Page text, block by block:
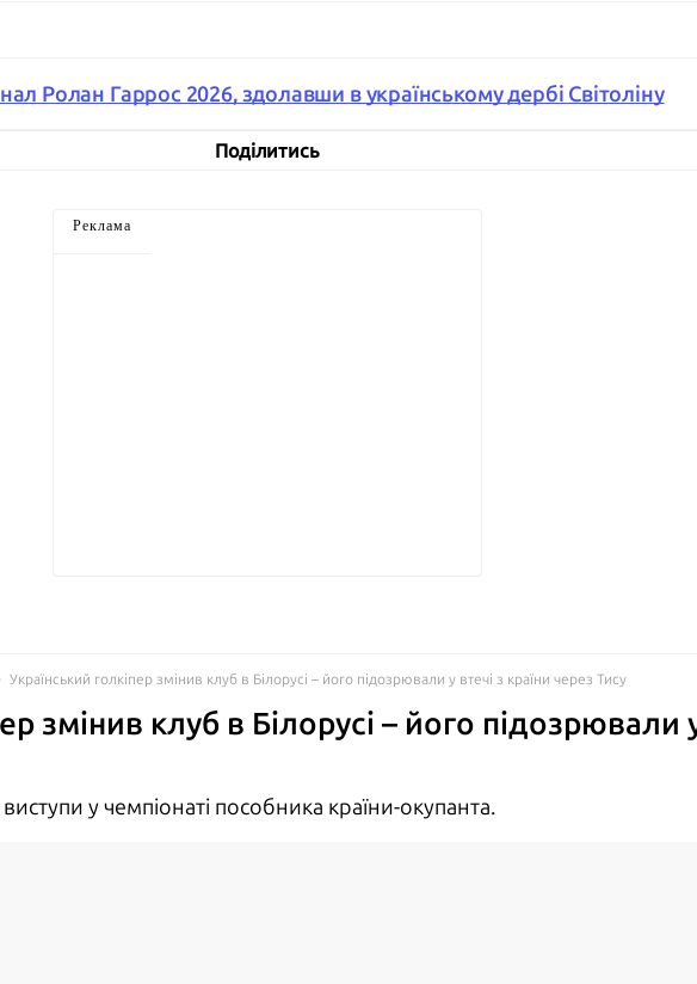
Ролан Гаррос 2026, здолавши в українському дербі Світоліну
Поділитись
Реклама